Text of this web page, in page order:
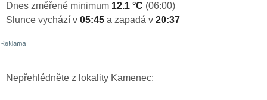
Dnes změřené minimum 12.1 °C (06:00)
Slunce vychází v 05:45 a zapadá v 20:37
Nepřehlédněte z lokality Kamenec: